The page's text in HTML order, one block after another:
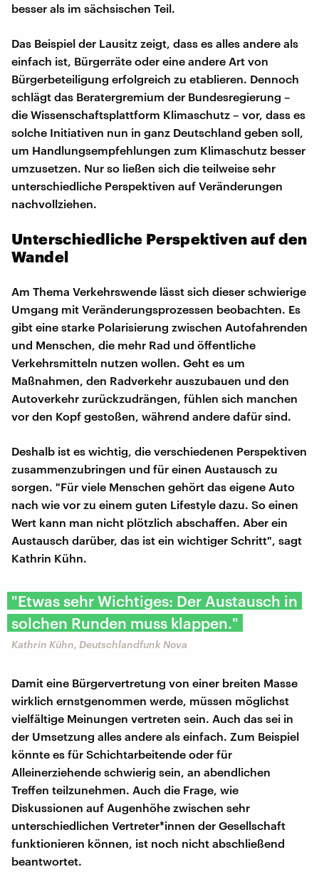
besser als im sächsischen Teil.
Das Beispiel der Lausitz zeigt, dass es alles andere als
einfach ist, Bürgerräte oder eine andere Art von
Bürgerbeteiligung erfolgreich zu etablieren. Dennoch
schlägt das Beratergremium der Bundesregierung –
die Wissenschaftsplattform Klimaschutz – vor, dass es
solche Initiativen nun in ganz Deutschland geben soll,
um Handlungsempfehlungen zum Klimaschutz besser
umzusetzen. Nur so ließen sich die teilweise sehr
unterschiedliche Perspektiven auf Veränderungen
nachvollziehen.
Unterschiedliche Perspektiven auf den
Wandel
Am Thema Verkehrswende lässt sich dieser schwierige
Umgang mit Veränderungsprozessen beobachten. Es
gibt eine starke Polarisierung zwischen Autofahrenden
und Menschen, die mehr Rad und öffentliche
Verkehrsmitteln nutzen wollen. Geht es um
Maßnahmen, den Radverkehr auszubauen und den
Autoverkehr zurückzudrängen, fühlen sich manchen
vor den Kopf gestoßen, während andere dafür sind.
Deshalb ist es wichtig, die verschiedenen Perspektiven
zusammenzubringen und für einen Austausch zu
sorgen. "Für viele Menschen gehört das eigene Auto
nach wie vor zu einem guten Lifestyle dazu. So einen
Wert kann man nicht plötzlich abschaffen. Aber ein
Austausch darüber, das ist ein wichtiger Schritt", sagt
Kathrin Kühn.
"Etwas sehr Wichtiges: Der Austausch in
solchen Runden muss klappen."
Kathrin Kühn, Deutschlandfunk Nova
Damit eine Bürgervertretung von einer breiten Masse
wirklich ernstgenommen werde, müssen möglichst
vielfältige Meinungen vertreten sein. Auch das sei in
der Umsetzung alles andere als einfach. Zum Beispiel
könnte es für Schichtarbeitende oder für
Alleinerziehende schwierig sein, an abendlichen
Treffen teilzunehmen. Auch die Frage, wie
Diskussionen auf Augenhöhe zwischen sehr
unterschiedlichen Vertreter*innen der Gesellschaft
funktionieren können, ist noch nicht abschließend
beantwortet.